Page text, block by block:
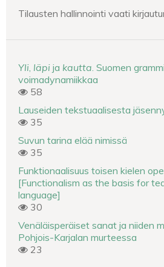
Tilausten hallinnointi vaati
Yli läpi ja kautta . Suomen
voimadynamiikkaa
58
Lauseiden tekstuaalisesta
35
Suvun tarina elää nimissä
35
Funktionaalisuus toisen kielen
[Functionalism as the basis for
language]
30
Venäläisperäiset sanat ja niiden
Pohjois-Karjalan murteessa
23